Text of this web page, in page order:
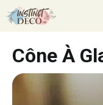
Aller
au
Cône À